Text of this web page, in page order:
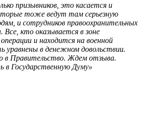
призывников, это касается и
тоже ведут там серьезную
и сотрудников правоохранительных
Все, кто оказывается в зоне
и находится на военной
в денежном довольствии.
в Правительство. Ждем отзыва.
в Государственную Думу»